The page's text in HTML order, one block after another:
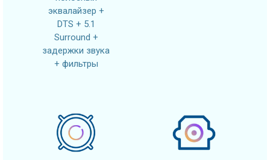
эквалайзер +
DTS + 5.1
Surround +
задержки звука
+ фильтры